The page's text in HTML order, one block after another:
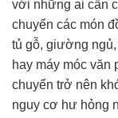
với những ai cần
chuyển các món
tủ gỗ, giường
hay máy móc văn
chuyển trở nên
nguy cơ hư hỏng